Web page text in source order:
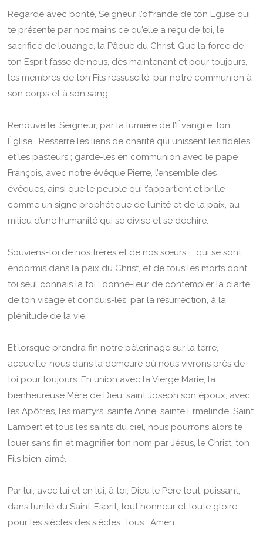
Regarde avec bonté, Seigneur, l’offrande de ton Église qui
te présente par nos mains ce qu’elle a reçu de toi, le
sacrifice de louange, la Pâque du Christ. Que la force de
ton Esprit fasse de nous, dès maintenant et pour toujours,
les membres de ton Fils ressuscité, par notre communion à
son corps et à son sang.
Renouvelle, Seigneur, par la lumière de l’Évangile, ton
Église. Resserre les liens de charité qui unissent les fidèles
et les pasteurs ; garde-les en communion avec le pape
François, avec notre évêque Pierre, l’ensemble des
évêques, ainsi que le peuple qui t’appartient et brille
comme un signe prophétique de l’unité et de la paix, au
milieu d’une humanité qui se divise et se déchire.
Souviens-toi de nos frères et de nos sœurs ... qui se sont
endormis dans la paix du Christ, et de tous les morts dont
toi seul connais la foi : donne-leur de contempler la clarté
de ton visage et conduis-les, par la résurrection, à la
plénitude de la vie.
Et lorsque prendra fin notre pèlerinage sur la terre,
accueille-nous dans la demeure où nous vivrons près de
toi pour toujours. En union avec la Vierge Marie, la
bienheureuse Mère de Dieu, saint Joseph son époux, avec
les Apôtres, les martyrs, sainte Anne, sainte Ermelinde, Saint
Lambert et tous les saints du ciel, nous pourrons alors te
louer sans fin et magnifier ton nom par Jésus, le Christ, ton
Fils bien-aimé.
Par lui, avec lui et en lui, à toi, Dieu le Père tout-puissant,
dans l’unité du Saint-Esprit, tout honneur et toute gloire,
pour les siècles des siècles. Tous : Amen